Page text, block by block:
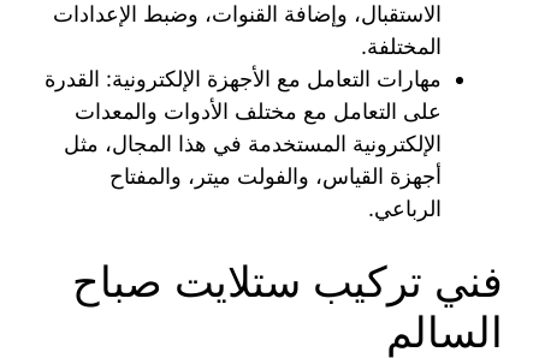
الاستقبال، وإضافة القنوات، وضبط الإعدادات
المختلفة.
مهارات التعامل مع الأجهزة الإلكترونية: القدرة
على التعامل مع مختلف الأدوات والمعدات
الإلكترونية المستخدمة في هذا المجال، مثل
أجهزة القياس، والفولت ميتر، والمفتاح
الرباعي.
فني تركيب ستلايت صباح
السالم